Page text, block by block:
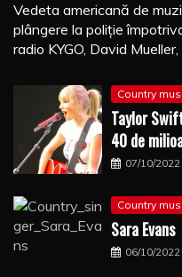
Vedeta americană de
plângere la poliţie
radio KYGO, David
Country
Taylor
40 de
07/10/2022
Country
Sara Evans
06/10/2022